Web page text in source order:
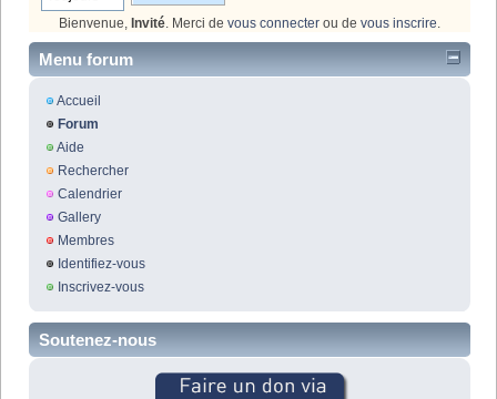
Bienvenue, Invité. Merci de vous connecter ou de vous inscrire.
Menu forum
Accueil
Forum
Aide
Rechercher
Calendrier
Gallery
Membres
Identifiez-vous
Inscrivez-vous
Soutenez-nous